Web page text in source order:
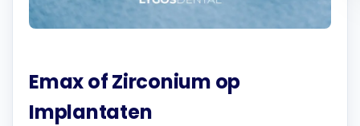
Emax of Zirconium op
Implantaten